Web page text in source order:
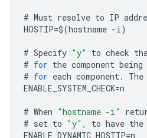
# Must resolve to IP
HOSTIP=$(hostname -i)
# Specify "y" to check
# for the component being
# for each component. The
ENABLE_SYSTEM_CHECK=n
# When "hostname -i"
# set to "y" , to have the
ENABLE_DYNAMIC_HOSTIP=n